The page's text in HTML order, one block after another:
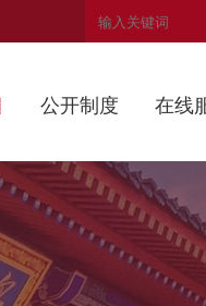
公开制度 在线